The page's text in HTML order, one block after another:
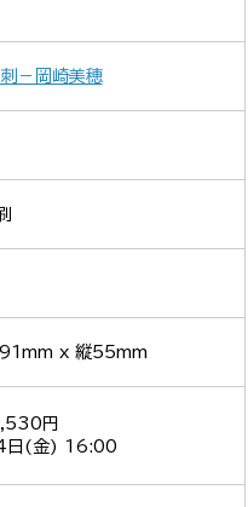
刺－岡崎美穂
91mm x 縦55mm
円
日(金) 16:00